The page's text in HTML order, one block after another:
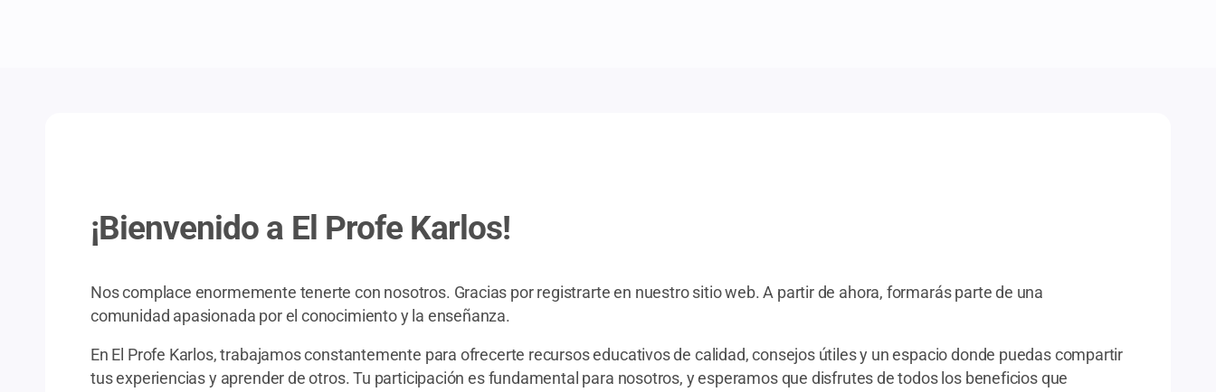
¡Bienvenido a El Profe Karlos!
Nos complace enormemente tenerte con nosotros. Gracias por registrarte en nuestro sitio web. A partir de ahora, formarás parte de una
comunidad apasionada por el conocimiento y la enseñanza.
En El Profe Karlos, trabajamos constantemente para ofrecerte recursos educativos de calidad, consejos útiles y un espacio donde puedas compartir
tus experiencias y aprender de otros. Tu participación es fundamental para nosotros, y esperamos que disfrutes de todos los beneficios que